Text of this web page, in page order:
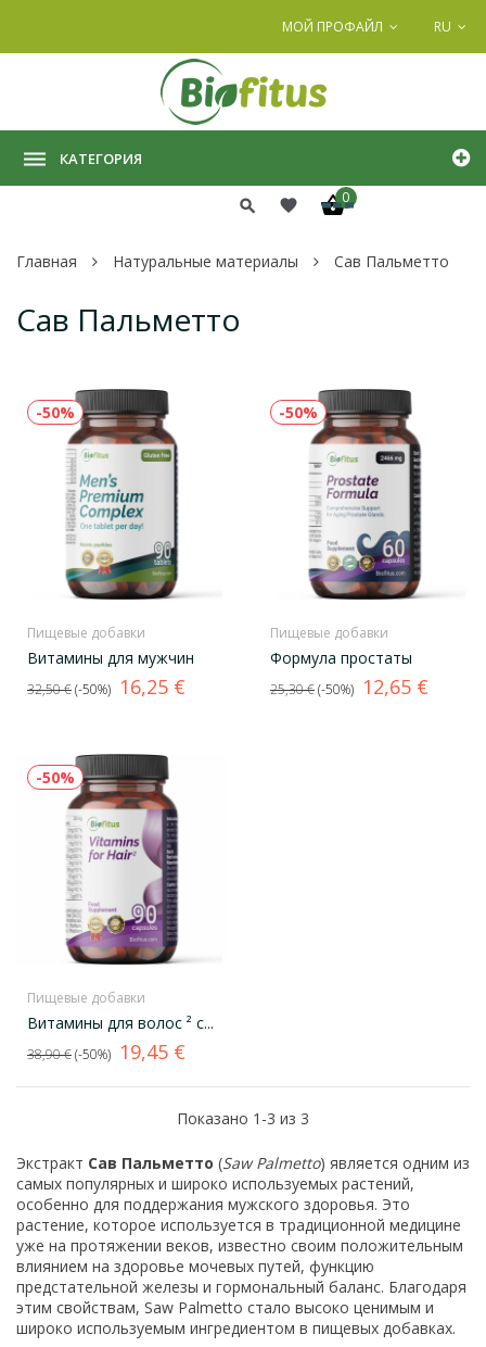
МОЙ ПРОФАЙЛ RU
КАТЕГОРИЯ
0
Главная Натуральные материалы Сав Пальметто
Сав Пальметто
-50%
Пищевые добавки
Витамины для мужчин
Базовая
цена
32,50 € -50% Цена
16,25 €
-50%
Пищевые добавки
Формула простаты
Базовая
цена
25,30 € -50% Цена
12,65 €
-50%
Пищевые добавки
Витамины для волос ² с...
Базовая
цена
38,90 € -50% Цена
19,45 €
Показано 1-3 из 3
Экстракт Сав Пальметто (Saw Palmetto) является одним из
самых популярных и широко используемых растений,
особенно для поддержания мужского здоровья. Это
растение, которое используется в традиционной медицине
уже на протяжении веков, известно своим положительным
влиянием на здоровье мочевых путей, функцию
предстательной железы и гормональный баланс. Благодаря
этим свойствам, Saw Palmetto стало высоко ценимым и
широко используемым ингредиентом в пищевых добавках.